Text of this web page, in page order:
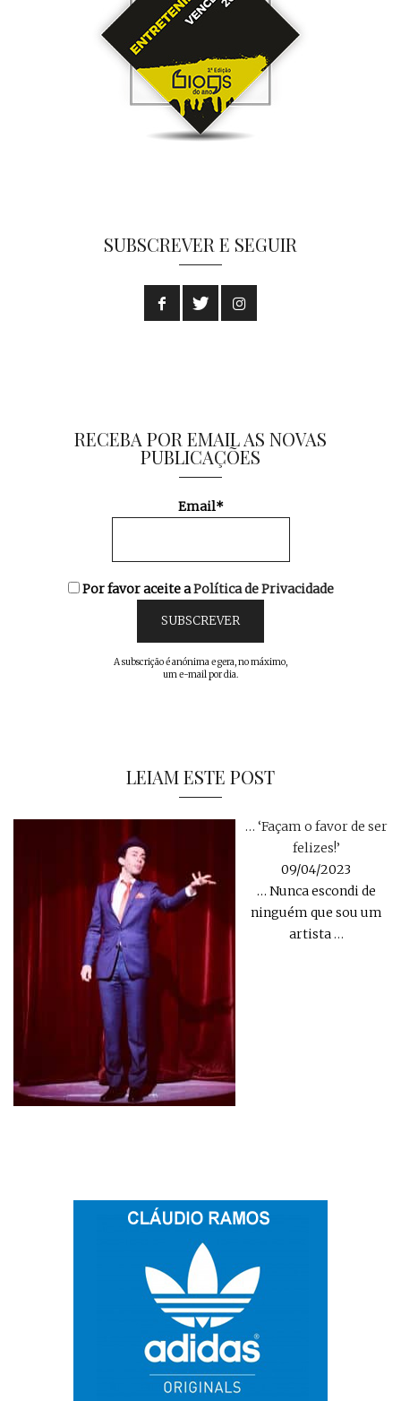
SUBSCREVER E SEGUIR
RECEBA POR EMAIL AS NOVAS
PUBLICAÇÕES
Email*
Por favor aceite aPolítica de Privacidade
A subscrição é anónima e gera, no máximo,
um e-mail por dia.
LEIAM ESTE POST
… ‘Façam o favor de ser
felizes!’
09/04/2023
… Nunca escondi de
ninguém que sou um
artista …